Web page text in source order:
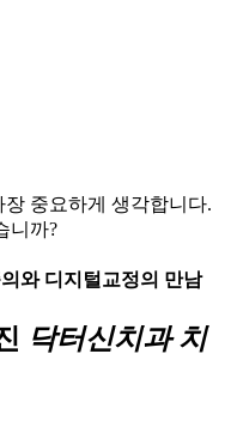
와 디지털교정의 만남
닥터신치과 치